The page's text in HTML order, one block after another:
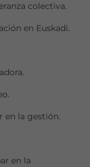
colectiva.
en Euskadi.
en la gestión.
en la